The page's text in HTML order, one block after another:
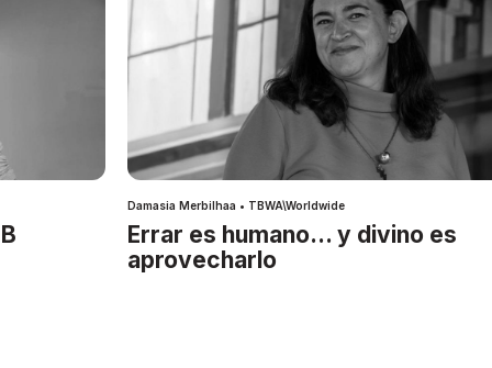
Damasia Merbilhaa • TBWA\Worldwide
Errar es humano… y divino es
aprovecharlo